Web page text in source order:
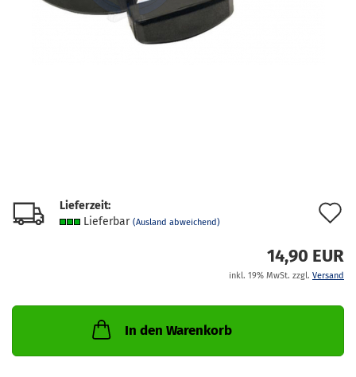
Lieferzeit:
Lieferbar (Ausland abweichend)
14,90 EUR
inkl. 19% MwSt. zzgl. Versand
In den Warenkorb